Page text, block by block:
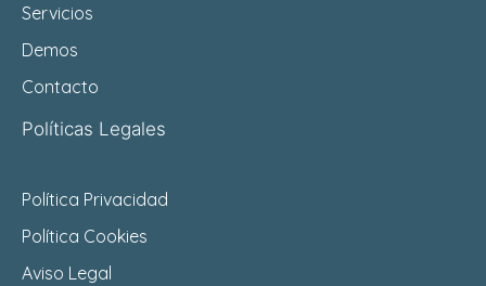
Servicios
Demos
Contacto
Políticas Legales
Política Privacidad
Política Cookies
Aviso Legal